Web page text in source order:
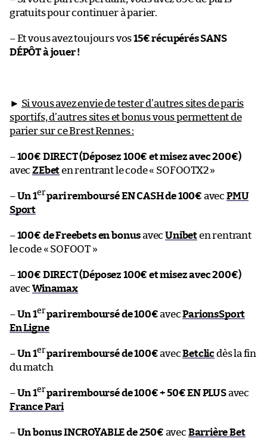
gratuits pour continuer à parier.
– Et vous avez toujours vos15€ récupérés SANS
DÉPÔT à jouer !
► Si vous avez envie de tester d’autres sites de paris
sportifs, d’autres sites et bonus vous permettent de
parier sur ce Brest Rennes :
–100€ DIRECT (Déposez 100€ et misez avec 200€)
avecZEbeten rentrant le code « SOFOOTX2 »
–Un 1erpari remboursé EN CASH de 100€ avec PMU
Sport
–100€ de Freebets en bonusavecUnibeten rentrant
le code « SOFOOT »
–100€ DIRECT (Déposez 100€ et misez avec 200€)
avecWinamax
–Un 1erpari remboursé de 100€avecParionsSport
En Ligne
–Un 1erpari remboursé de 100€avecBetclicdès la fin
du match
–Un 1erpari remboursé de 100€ + 50€ EN PLUSavec
France Pari
–Un bonus INCROYABLE de 250€ avec Barrière Bet